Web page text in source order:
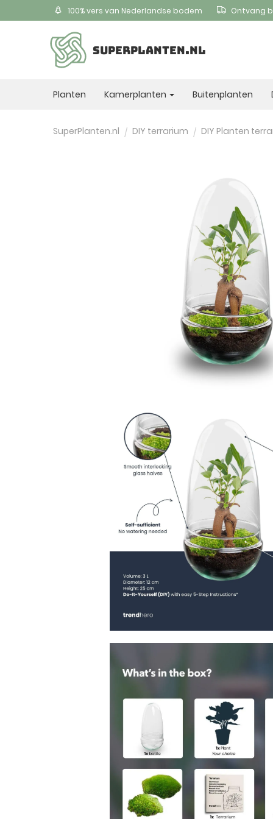
100% vers van Nederlandse bodem Ontvang
SUPERPLANTEN.NL
Planten Kamerplanten Buitenplanten
SuperPlanten.nl DIY terrarium